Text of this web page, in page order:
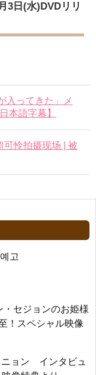
3日(水)DVDリリ
入ってきた」メ
本語字幕】
可怜拍摄现场 | 被
고
・セジョンのお姫様
！スペシャル映像
ニョン インタビュ